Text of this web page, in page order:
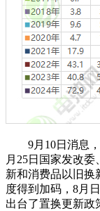
9月10日消息
月25日国家发改
新和消费品以旧换
度得到加码，8月
出台了置换更新政